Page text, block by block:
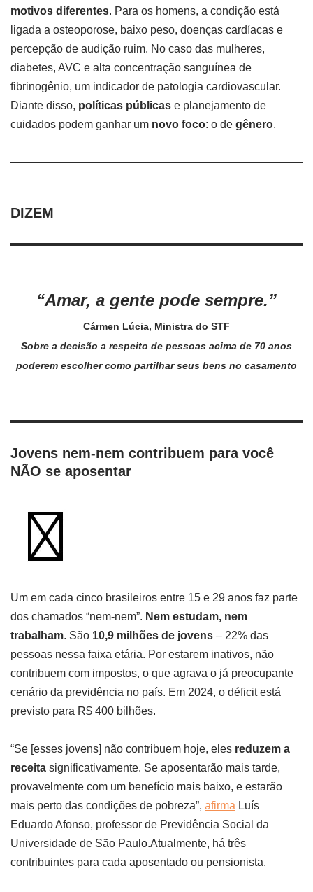
motivos diferentes. Para os homens, a condição está
ligada a osteoporose, baixo peso, doenças cardíacas e
percepção de audição ruim. No caso das mulheres,
diabetes, AVC e alta concentração sanguínea de
fibrinogênio, um indicador de patologia cardiovascular.
Diante disso, políticas públicas e planejamento de
cuidados podem ganhar um novo foco: o de gênero.
DIZEM
“Amar, a gente pode sempre.”
Cármen Lúcia, Ministra do STF
Sobre a decisão a respeito de pessoas acima de 70 anos
poderem escolher como partilhar seus bens no casamento
Jovens nem-nem contribuem para você
NÃO se aposentar
Um em cada cinco brasileiros entre 15 e 29 anos faz parte
dos chamados “nem-nem”. Nem estudam, nem
trabalham. São 10,9 milhões de jovens – 22% das
pessoas nessa faixa etária. Por estarem inativos, não
contribuem com impostos, o que agrava o já preocupante
cenário da previdência no país. Em 2024, o déficit está
previsto para R$ 400 bilhões.
“Se [esses jovens] não contribuem hoje, eles reduzem a
receita significativamente. Se aposentarão mais tarde,
provavelmente com um benefício mais baixo, e estarão
mais perto das condições de pobreza”, afirma Luís
Eduardo Afonso, professor de Previdência Social da
Universidade de São Paulo.Atualmente, há três
contribuintes para cada aposentado ou pensionista.